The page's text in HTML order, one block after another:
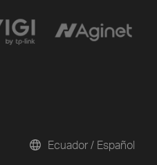
Ecuador / Español